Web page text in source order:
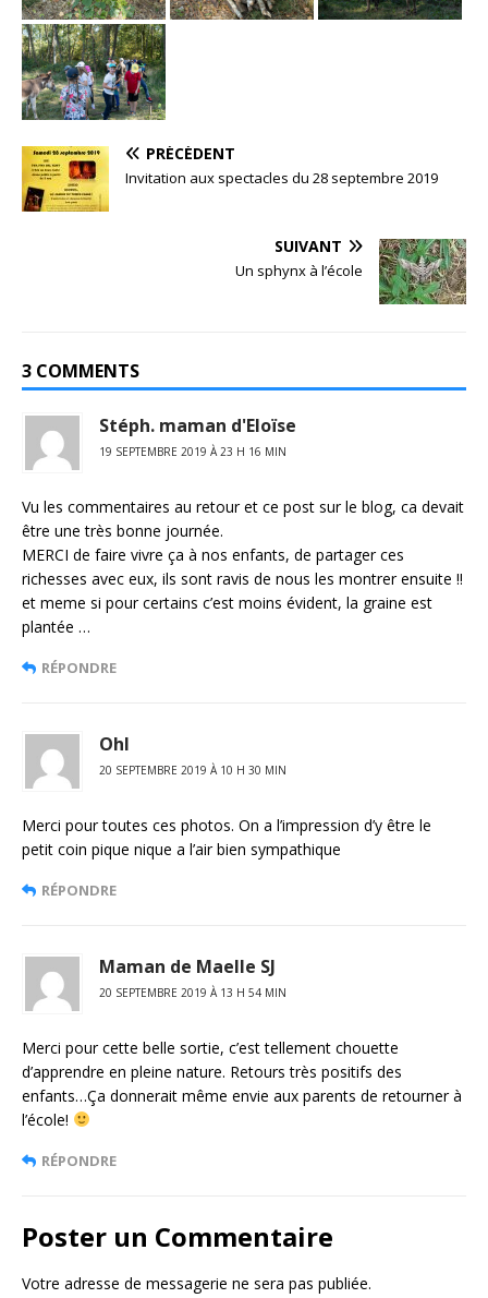
PRÉCÉDENT
Invitation aux spectacles du 28 septembre 2019
SUIVANT
Un sphynx à l’école
3 COMMENTS
Stéph. maman d'Eloïse
19 SEPTEMBRE 2019 À 23 H 16 MIN
Vu les commentaires au retour et ce post sur le blog, ca devait
être une très bonne journée.
MERCI de faire vivre ça à nos enfants, de partager ces
richesses avec eux, ils sont ravis de nous les montrer ensuite !!
et meme si pour certains c’est moins évident, la graine est
plantée …
RÉPONDRE
Ohl
20 SEPTEMBRE 2019 À 10 H 30 MIN
Merci pour toutes ces photos. On a l’impression d’y être le
petit coin pique nique a l’air bien sympathique
RÉPONDRE
Maman de Maelle SJ
20 SEPTEMBRE 2019 À 13 H 54 MIN
Merci pour cette belle sortie, c’est tellement chouette
d’apprendre en pleine nature. Retours très positifs des
enfants…Ça donnerait même envie aux parents de retourner à
l’école!
RÉPONDRE
Poster un Commentaire
Votre adresse de messagerie ne sera pas publiée.